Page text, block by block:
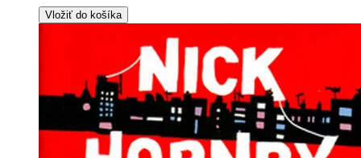
Vložiť do košíka